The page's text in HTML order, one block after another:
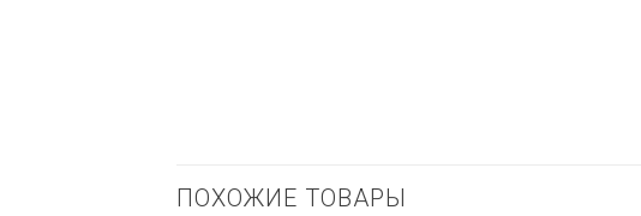
ПОХОЖИЕ ТОВАРЫ